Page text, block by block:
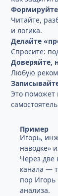
Формируйте
Читайте,
и логика.
Делайте
Спросите:
Доверяйте,
Любую
Это поможет
Пример
Игорь,
наводке»
Через две
канала —
пор
анализа.